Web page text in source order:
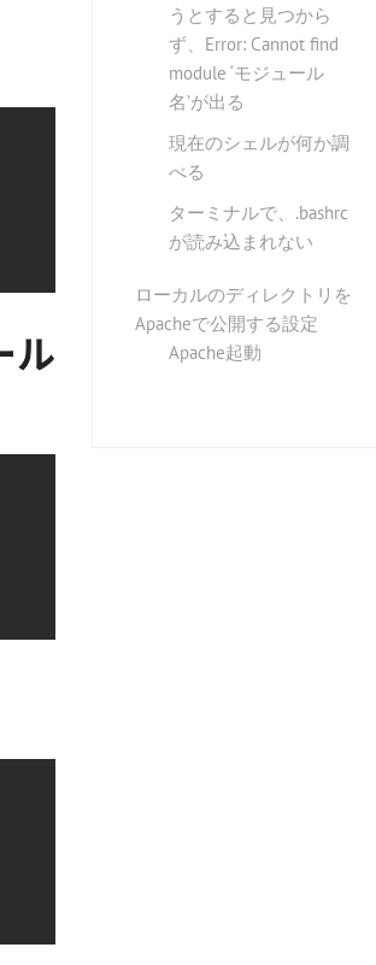
ル
うとすると見つから
ず、Error: Cannot find
module ‘モジュール
名’が出る
現在のシェルが何か調
べる
ターミナルで、.bashrc
が読み込まれない
ローカルのディレクトリを
Apacheで公開する設定
Apache起動